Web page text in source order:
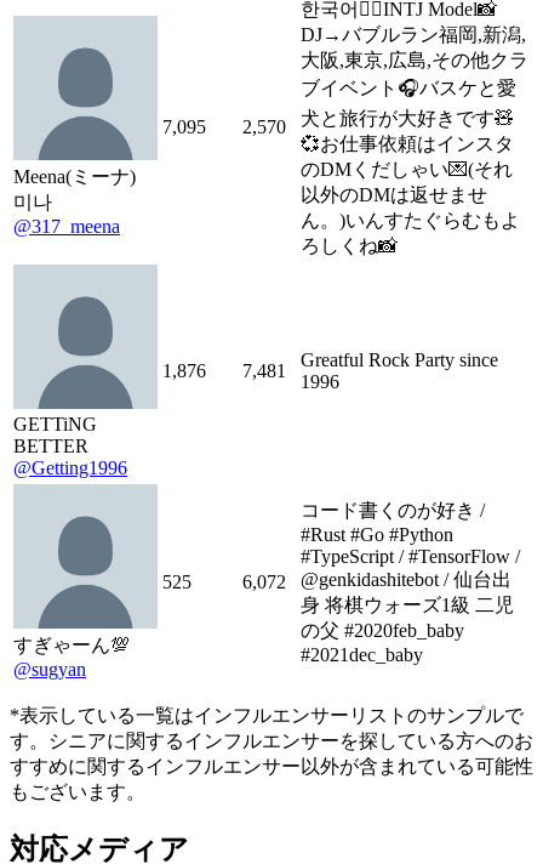
Meena(ミーナ)
미나
@317_meena
7,095 2,570
한국어🙆‍♀️INTJ Model📸
DJ→バブルラン福岡,新潟,
大阪,東京,広島,その他クラ
ブイベント🎧バスケと愛
犬と旅行が大好きです🧸
💞お仕事依頼はインスタ
のDMくだしゃい💌(それ
以外のDMは返せませ
ん。)いんすたぐらむもよ
ろしくね📸
GETTiNG
BETTER
@Getting1996
1,876 7,481
Greatful Rock Party since
1996
すぎゃーん💯
@sugyan
525 6,072
コード書くのが好き /
#Rust #Go #Python
#TypeScript / #TensorFlow /
@genkidashitebot / 仙台出
身 将棋ウォーズ1級 二児
の父 #2020feb_baby
#2021dec_baby
*表示している一覧はインフルエンサーリストのサンプルで
す。シニアに関するインフルエンサーを探している方へのお
すすめに関するインフルエンサー以外が含まれている可能性
もございます。
対応メディア